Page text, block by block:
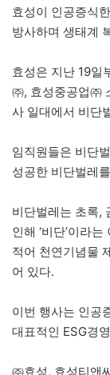
효성이 인공증식
방사하며 생태계
효성은 지난 19일
㈜, 효성중공업㈜
사 일대에서 비단
임직원들은 비단
성공한 비단벌레
비단벌레는 초록,
인해 ‘비단’이라
적어 천연기념물
어 있다.
이번 행사는 인공
대표적인 ESG경
㈜효성, 효성티앤